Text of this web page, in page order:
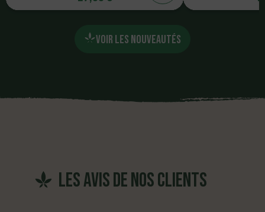
VOIR LES NOUVEAUTÉS
les avis de nos clients